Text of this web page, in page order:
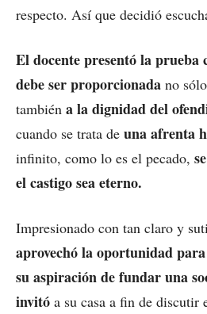
respecto. Así que decidió
El docente presentó la prueba
debe ser proporcionada no
también a la dignidad del
cuando se trata de una afrenta
infinito, como lo es el pecado,
el castigo sea eterno.
Impresionado con tan claro y
aprovechó la oportunidad
su aspiración de fundar una
invitó a su casa a fin de discutir